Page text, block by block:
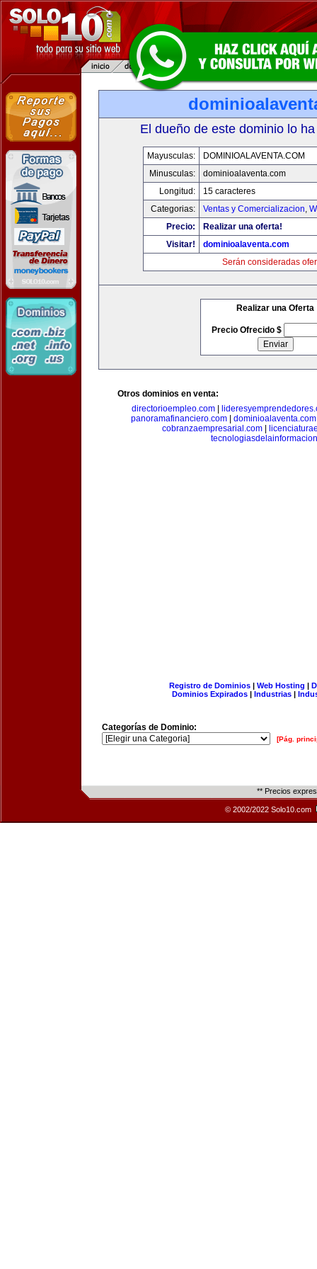
El dueño de este dominio lo
Mayusculas:
DOMINIOALAVENTA.COM
Minusculas:
dominioalaventa.com
Longitud:
15 caracteres
Categorias:
Ventas y Comercializacion,
Precio:
Realizar una oferta!
Visitar!
dominioalaventa.com
Serán consideradas
Realizar una Oferta
Precio Ofrecido $
Otros dominios en venta:
directorioempleo.com
panoramafinanciero.com
dominioalaventa.com
cobranzaempresarial.com
Registro de Dominios| Web Hosting |
Dominios Expirados | Industrias |
Categorías de Dominio:
[Pág.
** Precios
© 2002/2022 Solo10.com